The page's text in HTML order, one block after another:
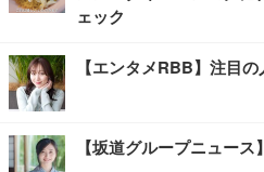
ェック
【エンタメRBB】注目
【坂道グループニュー